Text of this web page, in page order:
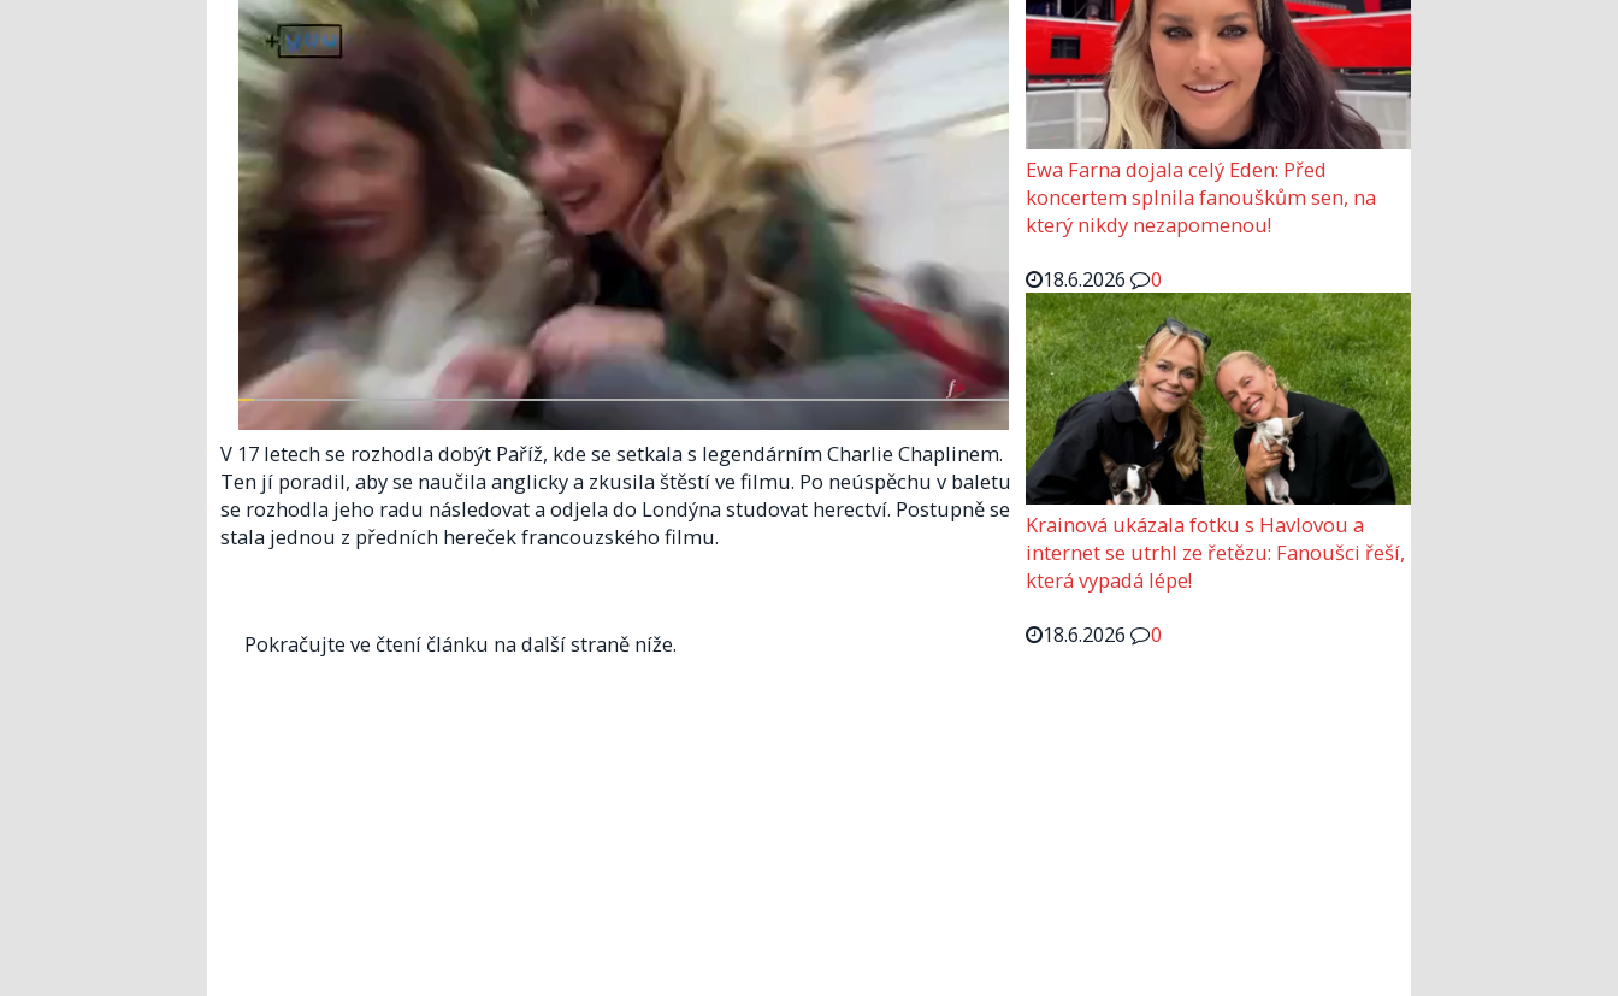
V 17 letech se rozhodla dobýt Paříž, kde se setkala s legendárním Charlie Chaplinem.
Ten jí poradil, aby se naučila anglicky a zkusila štěstí ve filmu. Po neúspěchu v baletu
se rozhodla jeho radu následovat a odjela do Londýna studovat herectví. Postupně se
stala jednou z předních hereček francouzského filmu.
Pokračujte ve čtení článku na další straně níže.
Ewa Farna dojala celý Eden: Před
koncertem splnila fanouškům sen, na
který nikdy nezapomenou!
18.6.2026
0
Krainová ukázala fotku s Havlovou a
internet se utrhl ze řetězu: Fanoušci řeší,
která vypadá lépe!
18.6.2026
0